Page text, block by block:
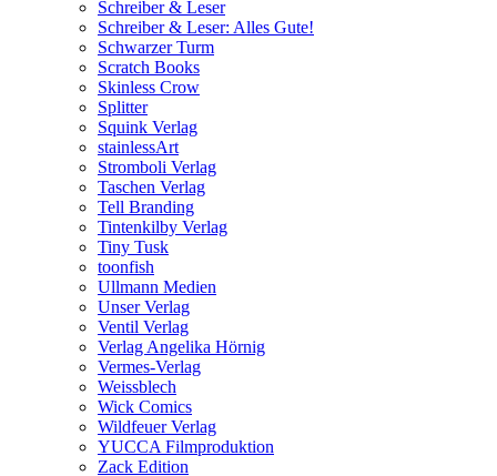
Schreiber & Leser
Schreiber & Leser: Alles Gute!
Schwarzer Turm
Scratch Books
Skinless Crow
Splitter
Squink Verlag
stainlessArt
Stromboli Verlag
Taschen Verlag
Tell Branding
Tintenkilby Verlag
Tiny Tusk
toonfish
Ullmann Medien
Unser Verlag
Ventil Verlag
Verlag Angelika Hörnig
Vermes-Verlag
Weissblech
Wick Comics
Wildfeuer Verlag
YUCCA Filmproduktion
Zack Edition